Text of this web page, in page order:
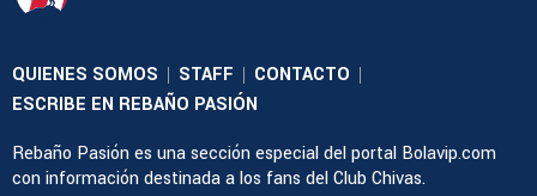
QUIENES SOMOS | STAFF | CONTACTO |
ESCRIBE EN REBAÑO PASIÓN
Rebaño Pasión es una sección especial del portal Bolavip.com
con información destinada a los fans del Club Chivas.